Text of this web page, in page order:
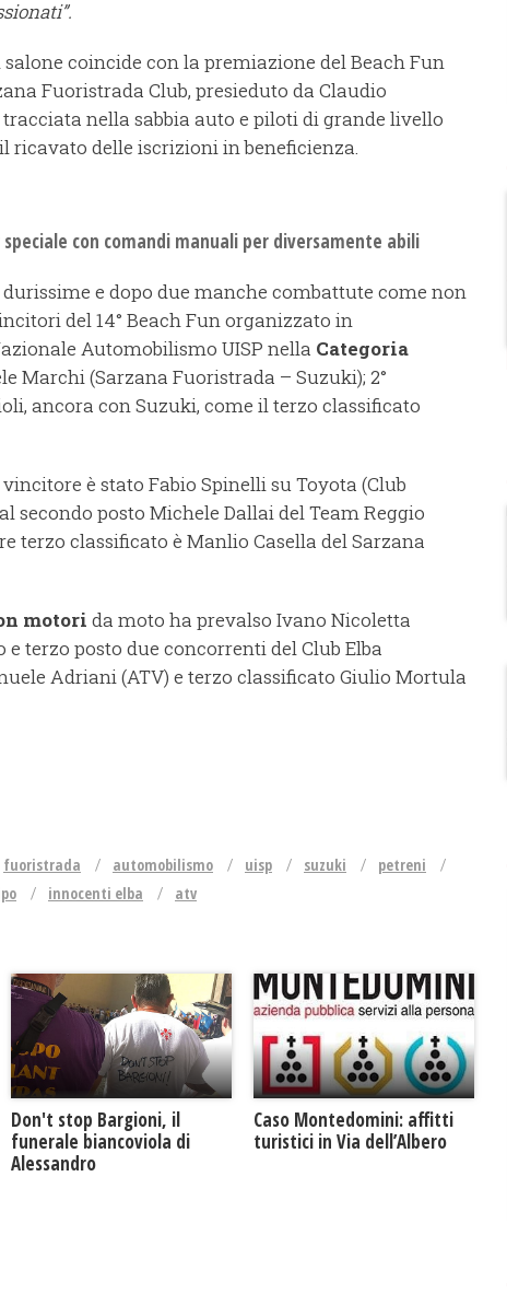
coincide con la premiazione del Beach Fun
Fuoristrada Club, presieduto da Claudio
nella sabbia auto e piloti di grande livello
ricavato delle iscrizioni in beneficienza.
speciale con comandi manuali per diversamente abili
e dopo due manche combattute come non
del 14° Beach Fun organizzato in
Automobilismo UISP nella Categoria
Marchi (Sarzana Fuoristrada – Suzuki); 2°
ancora con Suzuki, come il terzo classificato
vincitore è stato Fabio Spinelli su Toyota (Club
secondo posto Michele Dallai del Team Reggio
terzo classificato è Manlio Casella del Sarzana
motori da moto ha prevalso Ivano Nicoletta
terzo posto due concorrenti del Club Elba
Adriani (ATV) e terzo classificato Giulio Mortula
fuoristrada automobilismo uisp suzuki
petreni
innocenti elba atv
Don't stop Bargioni, il
funerale biancoviola di
Alessandro
Caso Montedomini: affitti
turistici in Via dell’Albero